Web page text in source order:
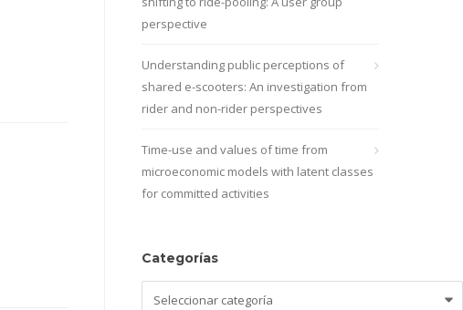
perspective
Understanding public perceptions of
shared e-scooters: An investigation from
rider and non-rider perspectives
Time-use and values of time from
microeconomic models with latent classes
for committed activities
Categorías